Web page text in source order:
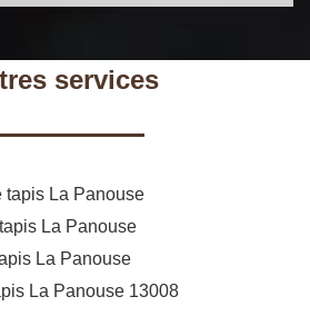
services
tapis La Panouse
La Panouse
La Panouse
La Panouse 13008